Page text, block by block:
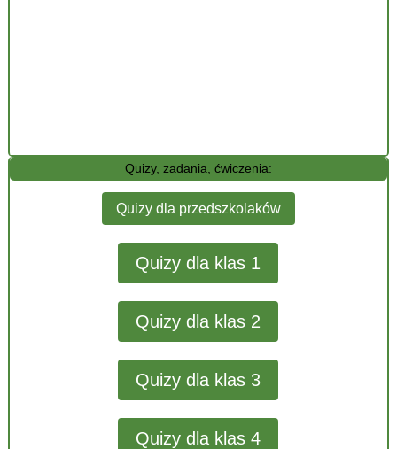
Quizy, zadania, ćwiczenia:
Quizy dla przedszkolaków
Quizy dla klas 1
Quizy dla klas 2
Quizy dla klas 3
Quizy dla klas 4